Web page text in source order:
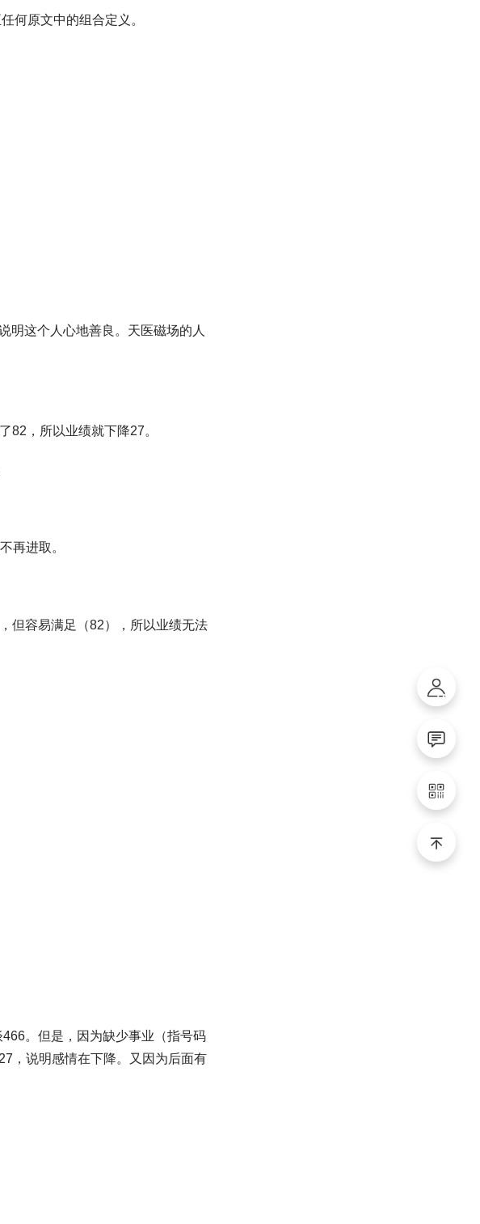
何原文中的组合定义。
明这个人心地善良。天医磁场的人
82，所以业绩就下降27。
再进取。
但容易满足（82），所以业绩无法
。但是，因为缺少事业（指号码
，说明感情在下降。又因为后面有